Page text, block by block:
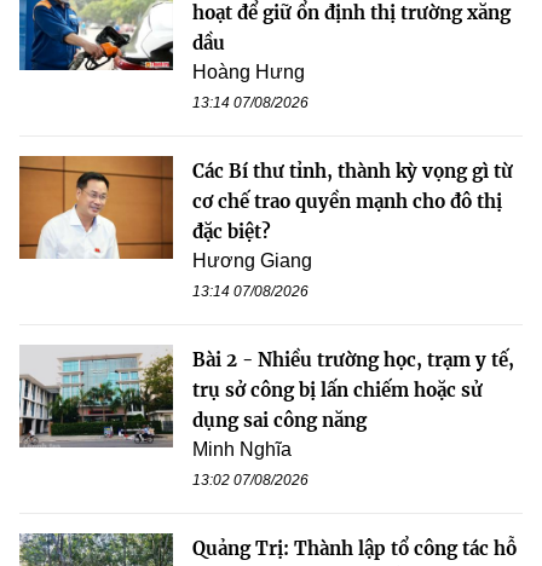
hoạt để giữ ổn định thị trường xăng
dầu
Hoàng Hưng
13:14 07/08/2026
Các Bí thư tỉnh, thành kỳ vọng gì từ
cơ chế trao quyền mạnh cho đô thị
đặc biệt?
Hương Giang
13:14 07/08/2026
Bài 2 - Nhiều trường học, trạm y tế,
trụ sở công bị lấn chiếm hoặc sử
dụng sai công năng
Minh Nghĩa
13:02 07/08/2026
Quảng Trị: Thành lập tổ công tác hỗ